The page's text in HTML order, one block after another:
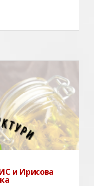
и Ирисова